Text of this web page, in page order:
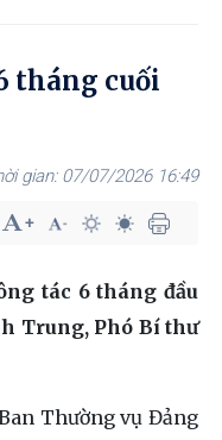
tháng cuối
07/07/2026 16:49
tác 6 tháng đầu
Trung, Phó Bí thư
Thường vụ Đảng